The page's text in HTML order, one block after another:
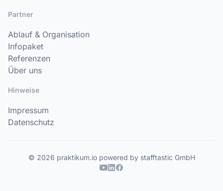
Partner
Ablauf & Organisation
Infopaket
Referenzen
Über uns
Hinweise
Impressum
Datenschutz
© 2026 praktikum.io powered by stafftastic GmbH